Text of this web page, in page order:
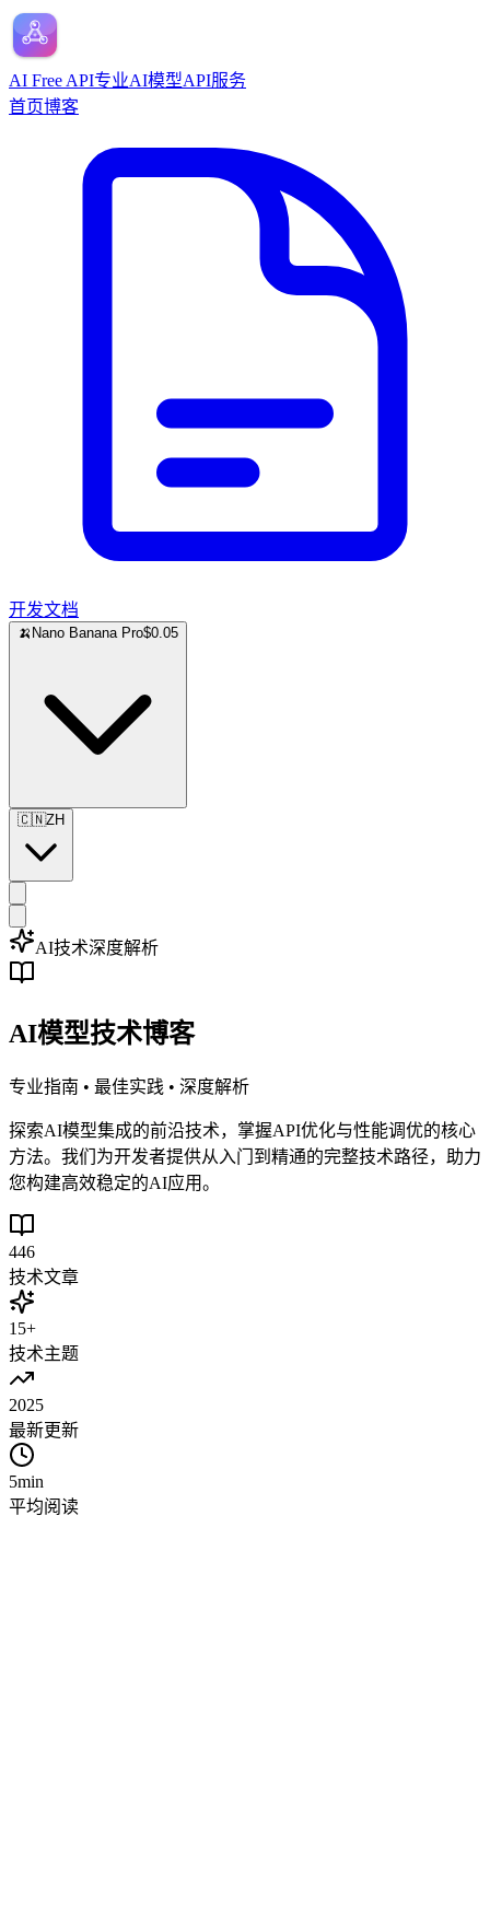
AI Free API专业AI模型API服务
首页博客
开发文档
🍌 Nano Banana Pro$0.05
🇨🇳ZH
AI技术深度解析
AI模型技术博客
专业指南 • 最佳实践 • 深度解析
探索AI模型集成的前沿技术，掌握API优化与性能调优的核心
方法。我们为开发者提供从入门到精通的完整技术路径，助力
您构建高效稳定的AI应用。
446
技术文章
15+
技术主题
2025
最新更新
5min
平均阅读